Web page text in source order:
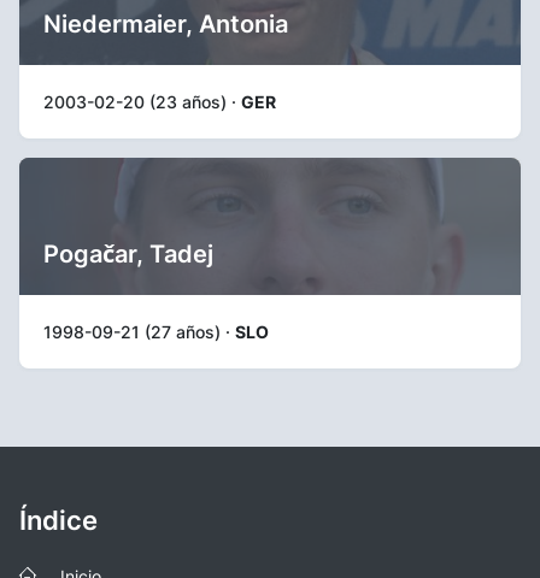
Niedermaier, Antonia
2003-02-20 (23 años) · GER
Pogačar, Tadej
1998-09-21 (27 años) · SLO
Índice